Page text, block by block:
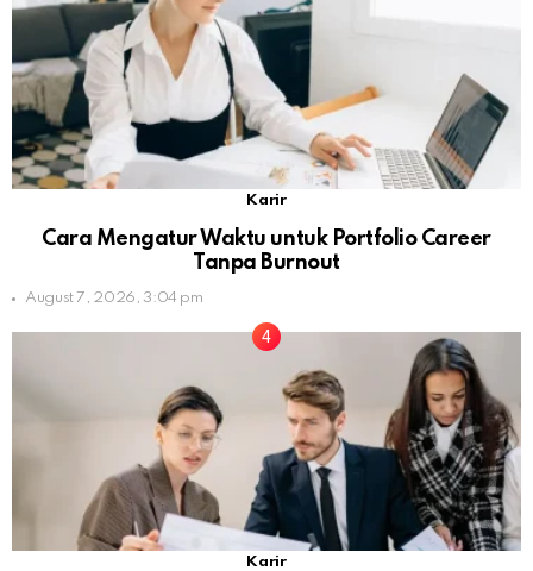
Karir
Cara Mengatur Waktu untuk Portfolio Career
Tanpa Burnout
August 7, 2026, 3:04 pm
Karir